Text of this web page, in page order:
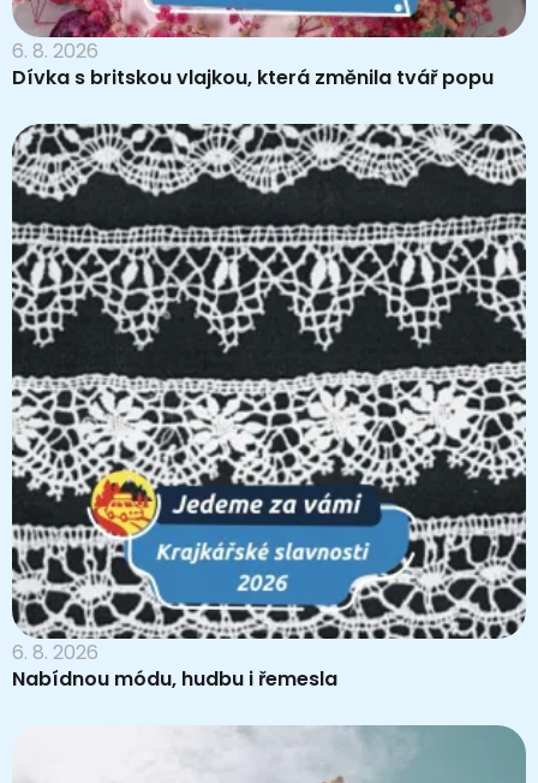
6. 8. 2026
Dívka s britskou vlajkou, která změnila tvář popu
6. 8. 2026
Nabídnou módu, hudbu i řemesla